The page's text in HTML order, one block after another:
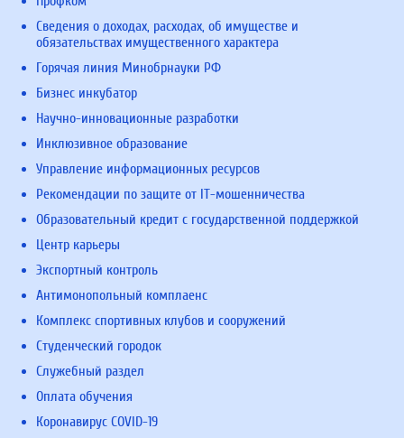
Сведения о доходах, расходах, об имуществе и
обязательствах имущественного характера
Горячая линия Минобрнауки РФ
Бизнес инкубатор
Научно-инновационные разработки
Инклюзивное образование
Управление информационных ресурсов
Рекомендации по защите от IT-мошенничества
Образовательный кредит с государственной поддержкой
Центр карьеры
Экспортный контроль
Антимонопольный комплаенс
Комплекс спортивных клубов и сооружений
Студенческий городок
Служебный раздел
Оплата обучения
Коронавирус COVID-19